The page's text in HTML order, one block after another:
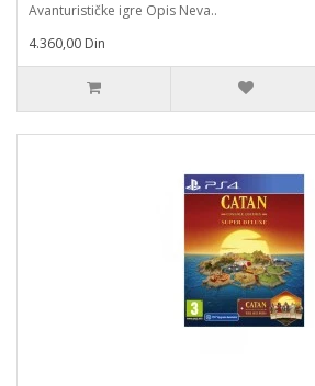
Avanturističke igre Opis Neva..
4.360,00 Din